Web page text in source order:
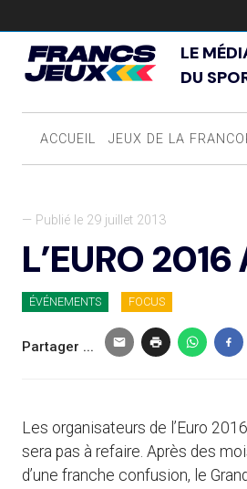
LE
DU
ACCUEIL JEUX DE LA
— Publié le 29 juillet 2013
L’EURO
ÉVÉNEMENTS FOCUS
Partager ...
Les organisateurs de l’Euro
sera pas à refaire. Après des
d’une franche confusion, le